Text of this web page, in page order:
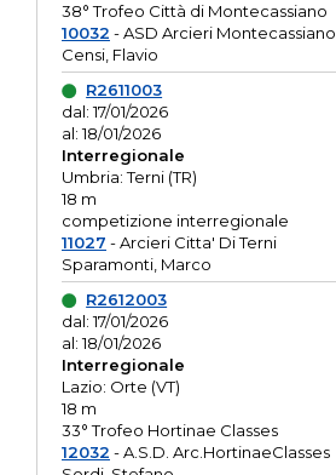
38° Trofeo Città di Montecassiano
10032 - ASD Arcieri Montecassiano
Censi, Flavio
R2611003
dal: 17/01/2026
al: 18/01/2026
Interregionale
Umbria: Terni (TR)
18 m
competizione interregionale
11027 - Arcieri Citta' Di Terni
Sparamonti, Marco
R2612003
dal: 17/01/2026
al: 18/01/2026
Interregionale
Lazio: Orte (VT)
18 m
33° Trofeo Hortinae Classes
12032 - A.S.D. Arc.HortinaeClasses